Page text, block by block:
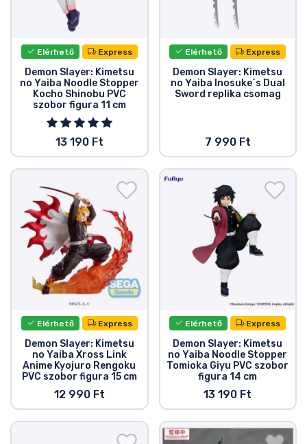
Elérhető Express
Demon Slayer: Kimetsu
no Yaiba Noodle Stopper
Kocho Shinobu PVC
szobor figura 11 cm
13 190 Ft
Elérhető Express
Demon Slayer: Kimetsu
no Yaiba Inosuke´s Dual
Sword replika csomag
7 990 Ft
Elérhető Express
Demon Slayer: Kimetsu
no Yaiba Xross Link
Anime Kyojuro Rengoku
PVC szobor figura 15 cm
12 990 Ft
Elérhető Express
Demon Slayer: Kimetsu
no Yaiba Noodle Stopper
Tomioka Giyu PVC szobor
figura 14 cm
13 190 Ft